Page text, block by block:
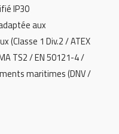
IP30
aux
(Classe 1 Div.2 / ATEX
TS2 / EN 50121-4 /
maritimes (DNV /